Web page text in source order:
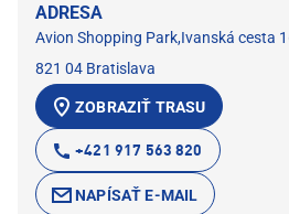
ADRESA
Avion Shopping Park,Ivanská cesta
821 04 Bratislava
ZOBRAZIŤ TRASU
+421 917 563 820
NAPÍSAŤ E-MAIL